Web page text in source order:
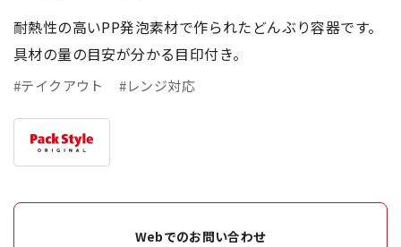
耐熱性の高いPP発泡素材で作られたどんぶり容器です。
具材の量の目安が分かる目印付き。
#テイクアウト #レンジ対応
Webでのお問い合わせ